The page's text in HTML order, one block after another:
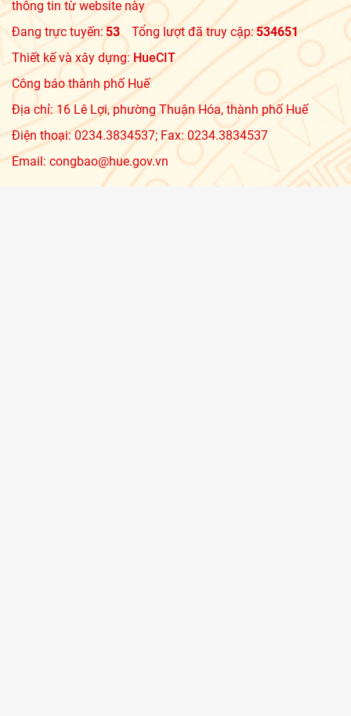
thông tin từ website này
Đang trực tuyến:53 Tổng lượt đã truy cập:534651
Thiết kế và xây dựng: HueCIT
Công báo thành phố Huế
Địa chỉ: 16 Lê Lợi, phường Thuận Hóa, thành phố Huế
Điện thoại: 0234.3834537; Fax: 0234.3834537
Email: congbao@hue.gov.vn